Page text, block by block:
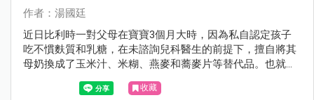
作者：湯國廷
近日比利時一對父母在寶寶3個月大時，因為私自認定孩子
吃不慣麩質和乳糖，在未諮詢兒科醫生的前提下，擅自將其
母奶換成了玉米汁、米糊、燕麥和蕎麥片等替代品。也就是
用植物奶代替母乳對其進行餵養，不料4個月後，寶寶因營
養不良和嚴重脫水而死亡。收藏